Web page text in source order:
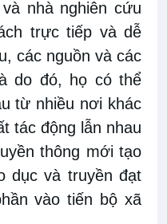
nhà nghiên cứu
trực tiếp và dễ
các nguồn và các
do đó, họ có thể
từ nhiều nơi khác
tác động lẫn nhau
thông mới tạo
dục và truyền đạt
vào tiến bộ xã